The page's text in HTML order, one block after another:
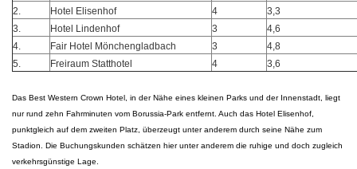
2. Hotel Elisenhof 4
3,3
3.
Hotel Lindenhof 3
4,6
4.
Fair Hotel Mönchengladbach 3
4,8
5.
Freiraum Statthotel 4 3,6
Das Best Western Crown Hotel, in der Nähe eines kleinen Parks und der Innenstadt, liegt
nur rund zehn Fahrminuten vom Borussia-Park entfernt. Auch das Hotel Elisenhof,
punktgleich auf dem zweiten Platz, überzeugt unter anderem durch seine Nähe zum
Stadion. Die Buchungskunden schätzen hier unter anderem die ruhige und doch zugleich
verkehrsgünstige Lage.